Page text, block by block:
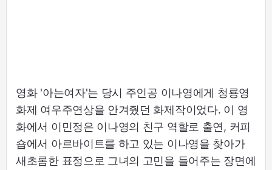
영화 '아는여자'는 당시 주인공 이나영에게 청룡영
화제 여우주연상을 안겨줬던 화제작이었다. 이 영
화에서 이민정은 이나영의 친구 역할로 출연, 커피
숍에서 아르바이트를 하고 있는 이나영을 찾아가
새초롬한 표정으로 그녀의 고민을 들어주는 장면에